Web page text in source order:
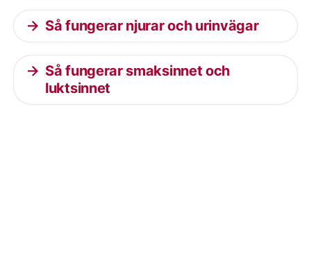
Så fungerar njurar och urinvägar
Så fungerar smaksinnet och
luktsinnet